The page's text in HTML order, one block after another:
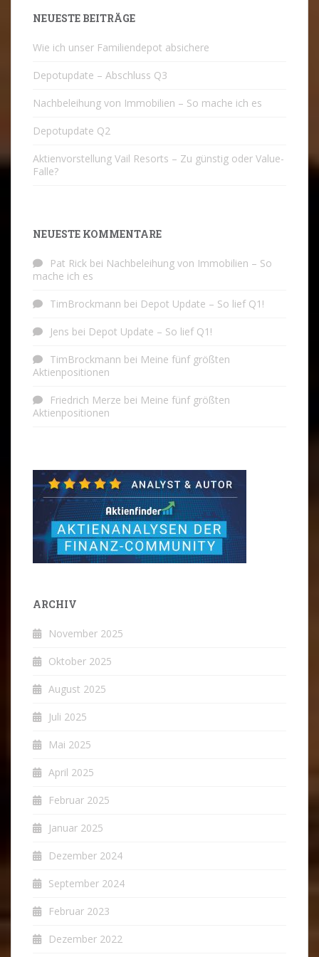
NEUESTE BEITRÄGE
Wie ich unser Familiendepot absichere
Depotupdate – Abschluss Q3
Nachbeleihung von Immobilien – So mache ich es
Depotupdate Q2
Aktienvorstellung Vail Resorts – Zu günstig oder Value-
Falle?
NEUESTE KOMMENTARE
Pat Rick bei Nachbeleihung von Immobilien – So
mache ich es
TimBrockmann bei Depot Update – So lief Q1!
Jens bei Depot Update – So lief Q1!
TimBrockmann bei Meine fünf größten
Aktienpositionen
Friedrich Merze bei Meine fünf größten
Aktienpositionen
ARCHIV
November 2025
Oktober 2025
August 2025
Juli 2025
Mai 2025
April 2025
Februar 2025
Januar 2025
Dezember 2024
September 2024
Februar 2023
Dezember 2022